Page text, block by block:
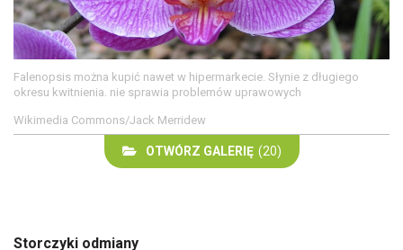
Falenopsis można kupić nawet w hipermarkecie. Słynie z długiego
okresu kwitnienia. nie sprawia problemów uprawowych
Wikimedia Commons/Jack Merridew
OTWÓRZ GALERIĘ (20)
Storczyki odmiany